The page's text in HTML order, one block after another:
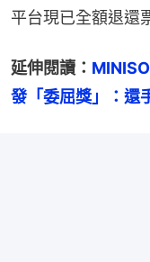
平台現已全額退還
延伸閱讀：
發「委屈獎」：還